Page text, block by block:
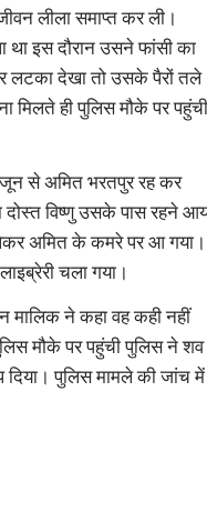
लीला समाप्त कर ली।
था इस दौरान उसने फांसी का
लटका देखा तो उसके पैरों तले
ही पुलिस मौके पर पहुंची
जून से अमित भरतपुर रह कर
विष्णु उसके पास रहने
लेकर अमित के कमरे पर आ गया।
चला गया।
मालिक ने कहा वह कही नहीं
मौके पर पहुंची पुलिस ने शव
दिया। पुलिस मामले की जांच में